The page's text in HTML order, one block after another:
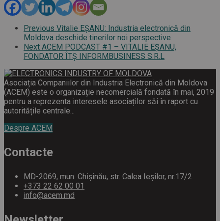
Previous Vitalie EŞANU: Industria electronică din
Moldova deschide tinerilor noi perspective
Next ACEM PODCAST #1 – VITALIE EȘANU,
FONDATOR ÎTȘ INFORMBUSINESS S.R.L
Asociația Companiilor din Industria Electronică din Moldova
(ACEM) este o organizație necomercială fondată în mai, 2019
pentru a reprezenta interesele asociaților săi în raport cu
autoritățile centrale...
Despre ACEM
Contacte
MD-2069, mun. Chișinău, str. Calea Ieșilor, nr.17/2
+373 22 62 00 01
info@acem.md